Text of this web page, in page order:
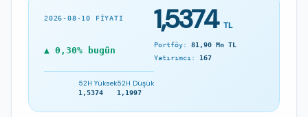
2026-08-10 FIYATI 1,5374 TL
▲ 0,30% bugün
Portföy: 81,90 Mn TL
Yatırımcı: 167
52H Yüksek
1,5374
52H Düşük
1,1997